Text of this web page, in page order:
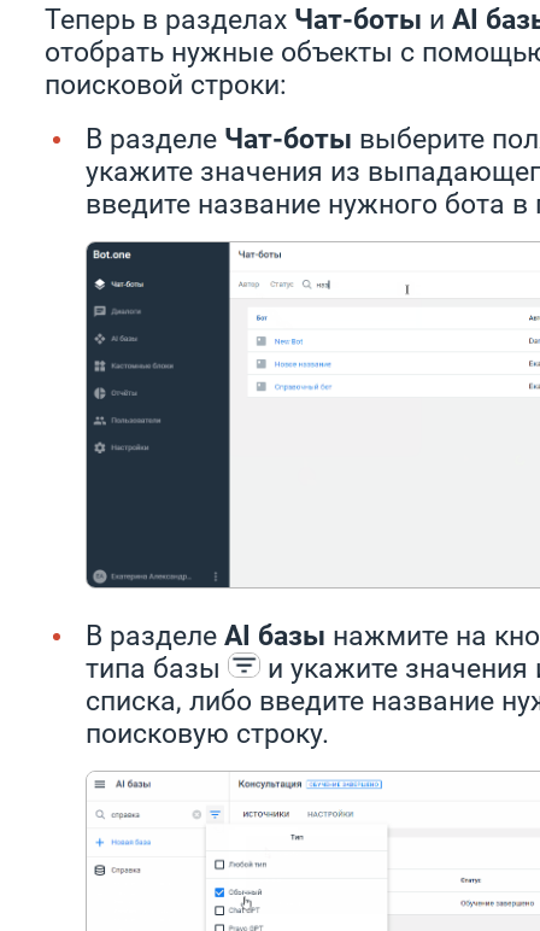
Теперь в разделах Чат-боты и AI
отобрать нужные объекты с
поисковой строки:
В разделе Чат-боты выберите
укажите значения из
введите название нужного бота в
В разделе AI базы нажмите на
типа базы
и укажите
списка, либо введите название
поисковую строку.